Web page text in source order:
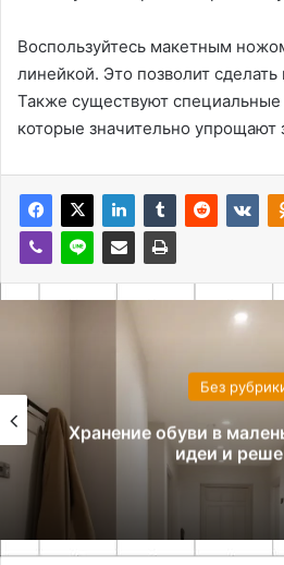
Воспользуйтесь макетным
линейкой. Это позволит
Также существуют специальные
которые значительно упрощают
Без
Хранение обуви в
идеи и